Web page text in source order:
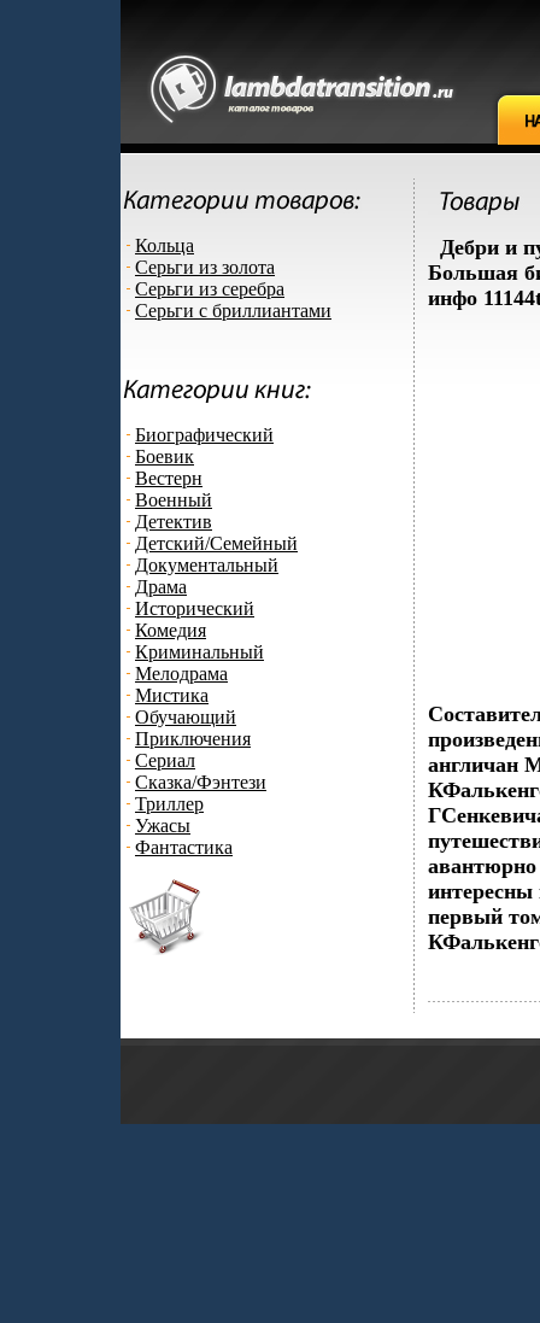
Кольца
Серьги из золота
Серьги из серебра
Серьги с бриллиантами
Биографический
Боевик
Вестерн
Военный
Детектив
Детский/Семейный
Документальный
Драма
Исторический
Комедия
Криминальный
Мелодрама
Мистика
Обучающий
Приключения
Сериал
Сказка/Фэнтези
Триллер
Ужасы
Фантастика
Дебри и
Большая
инфо
англичан
интересны
первый